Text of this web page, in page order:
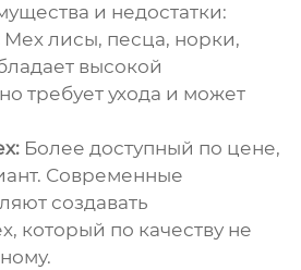
и недостатки:
Мех лисы, песца, норки,
высокой
требует ухода и может
Более доступный по цене,
Современные
создавать
который по качеству не